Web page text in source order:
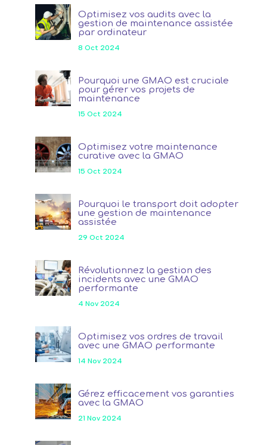
Optimisez vos audits avec la
gestion de maintenance assistée
par ordinateur
8 Oct 2024
Pourquoi une GMAO est cruciale
pour gérer vos projets de
maintenance
15 Oct 2024
Optimisez votre maintenance
curative avec la GMAO
15 Oct 2024
Pourquoi le transport doit adopter
une gestion de maintenance
assistée
29 Oct 2024
Révolutionnez la gestion des
incidents avec une GMAO
performante
4 Nov 2024
Optimisez vos ordres de travail
avec une GMAO performante
14 Nov 2024
Gérez efficacement vos garanties
avec la GMAO
21 Nov 2024